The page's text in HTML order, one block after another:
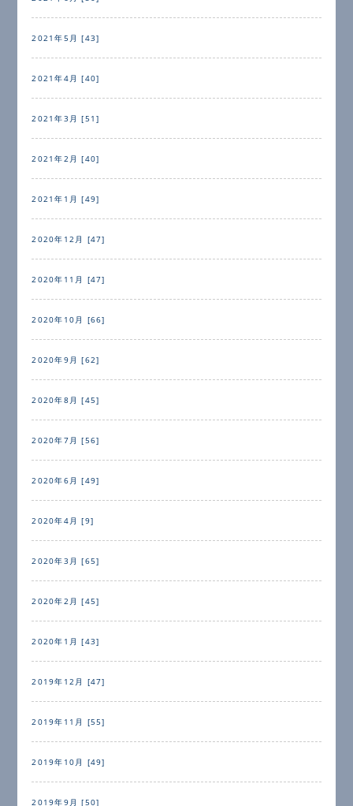
2021年5月 [43]
2021年4月 [40]
2021年3月 [51]
2021年2月 [40]
2021年1月 [49]
2020年12月 [47]
2020年11月 [47]
2020年10月 [66]
2020年9月 [62]
2020年8月 [45]
2020年7月 [56]
2020年6月 [49]
2020年4月 [9]
2020年3月 [65]
2020年2月 [45]
2020年1月 [43]
2019年12月 [47]
2019年11月 [55]
2019年10月 [49]
2019年9月 [50]